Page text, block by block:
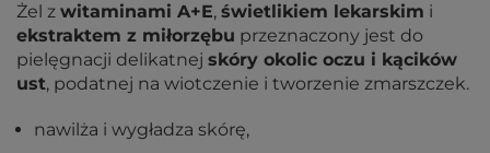
Żel z witaminami A+E, świetlikiem lekarskim i
ekstraktem z miłorzębu przeznaczony jest do
pielęgnacji delikatnej skóry okolic oczu i kącików
ust, podatnej na wiotczenie i tworzenie zmarszczek.
nawilża i wygładza skórę,